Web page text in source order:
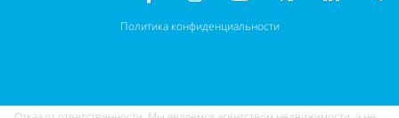
Политика конфиденциальности